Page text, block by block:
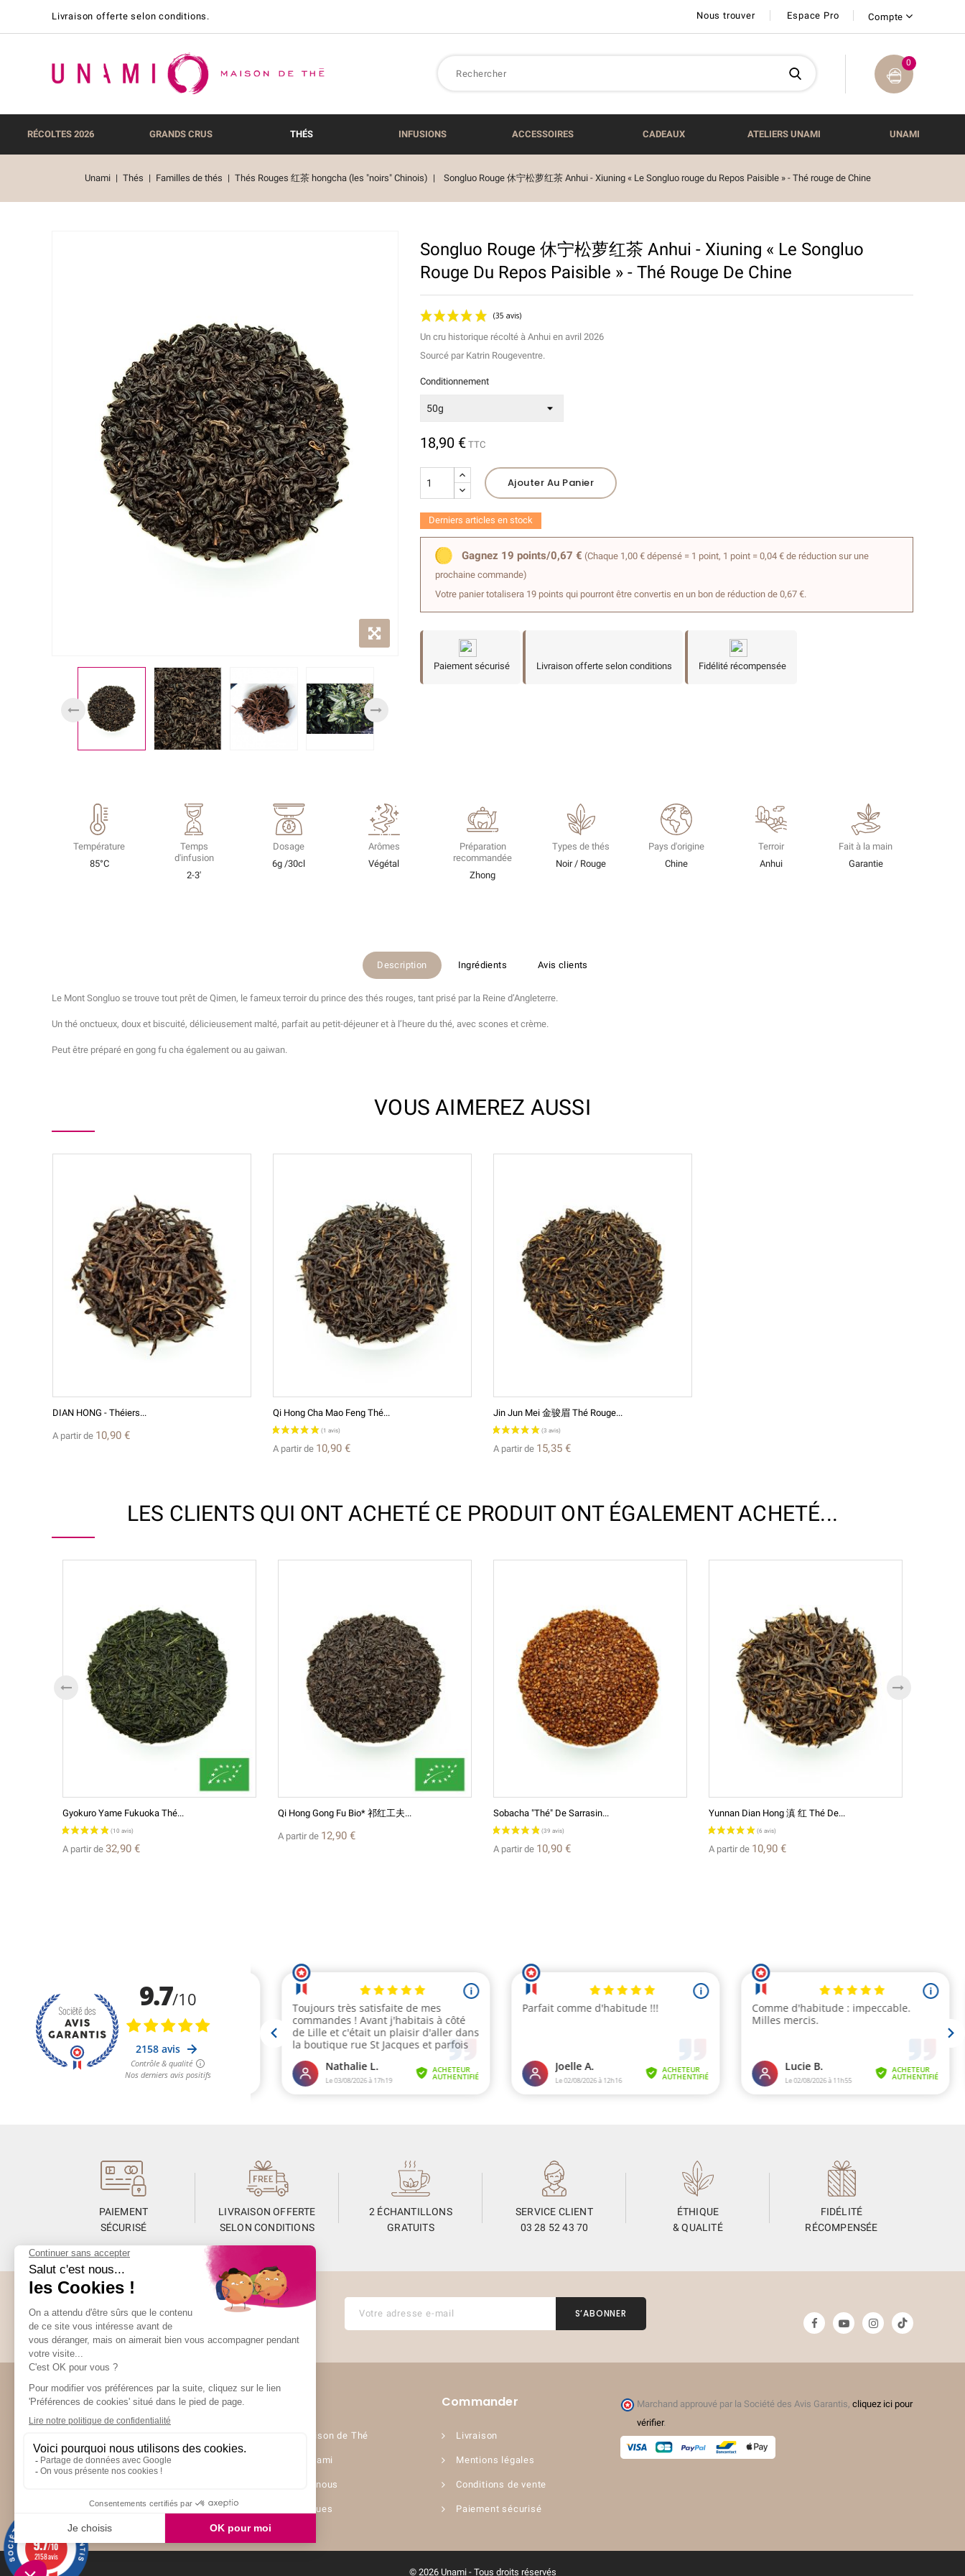
Livraison offerte selon conditions. Nous trouver Espace Pro Compte
0
RÉCOLTES 2026 GRANDS CRUS THÉS INFUSIONS ACCESSOIRES CADEAUX ATELIERS UNAMI UNAMI
Unami Thés Familles de thés Thés Rouges 红茶 hongcha (les "noirs" Chinois) Songluo Rouge 休宁松萝红茶 Anhui - Xiuning « Le Songluo rouge du Repos Paisible » - Thé rouge de Chine
Songluo Rouge 休宁松萝红茶 Anhui - Xiuning « Le Songluo
Rouge Du Repos Paisible » - Thé Rouge De Chine
Un cru historique récolté à Anhui en avril 2026
Sourcé par Katrin Rougeventre.
Conditionnement
18,90 € TTC
Ajouter Au Panier
Derniers articles en stock
Gagnez 19 points/0,67 € (Chaque 1,00 € dépensé = 1 point, 1 point = 0,04 € de réduction sur une
prochaine commande)
Votre panier totalisera 19 points qui pourront être convertis en un bon de réduction de 0,67 €.
Paiement sécurisé Livraison offerte selon conditions Fidélité récompensée
Température
85°C
Temps
d'infusion
2-3'
Dosage
6g /30cl
Arômes
Végétal
Préparation
recommandée
Zhong
Types de thés
Noir / Rouge
Pays d'origine
Chine
Terroir
Anhui
Fait à la main
Garantie
Description Ingrédients Avis clients
Le Mont Songluo se trouve tout prêt de Qimen, le fameux terroir du prince des thés rouges, tant prisé par la Reine d’Angleterre.
Un thé onctueux, doux et biscuité, délicieusement malté, parfait au petit-déjeuner et à l’heure du thé, avec scones et crème.
Peut être préparé en gong fu cha également ou au gaiwan.
VOUS AIMEREZ AUSSI
DIAN HONG - Théiers...
A partir de 10,90 €
Qi Hong Cha Mao Feng Thé...
A partir de 10,90 €
Jin Jun Mei 金骏眉 Thé Rouge...
A partir de 15,35 €
LES CLIENTS QUI ONT ACHETÉ CE PRODUIT ONT ÉGALEMENT ACHETÉ...
Gyokuro Yame Fukuoka Thé...
A partir de 32,90 €
Qi Hong Gong Fu Bio* 祁红工夫...
A partir de 12,90 €
Sobacha "Thé" De Sarrasin...
A partir de 10,90 €
Yunnan Dian Hong 滇 红 Thé De...
A partir de 10,90 €
PAIEMENT
SÉCURISÉ
LIVRAISON OFFERTE
SELON CONDITIONS
2 ÉCHANTILLONS
GRATUITS
SERVICE CLIENT
03 28 52 43 70
ÉTHIQUE
& QUALITÉ
FIDÉLITÉ
RÉCOMPENSÉE
Abonnez-vous à la Newsletter
Restez informés de toute l’actualité Unami
UNAMI Maison de Thé
Ateliers Unami
Contactez-nous
Nos boutiques
Commander
Livraison
Mentions légales
Conditions de vente
Paiement sécurisé
Marchand approuvé par la Société des Avis Garantis, cliquez ici pour
vérifier.
© 2026 Unami - Tous droits réservés
9.7/10
2158 avis